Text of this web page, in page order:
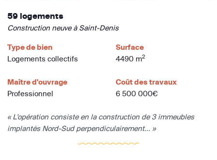
59 logements
Construction neuve à Saint-Denis
Type de bien
Logements collectifs
Surface
4490 m2
Maître d'ouvrage
Professionnel
Coût des travaux
6 500 000€
« L'opération consiste en la construction de 3 immeubles
implantés Nord-Sud perpendiculairement... »